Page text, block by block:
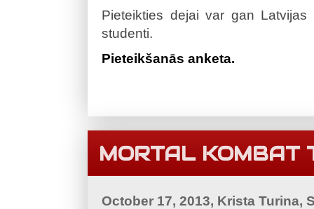
Pieteikties dejai var gan
studenti.
Pieteikšanās anketa.
MORTAL KOMBAT
October 17, 2013, Krista Turina,